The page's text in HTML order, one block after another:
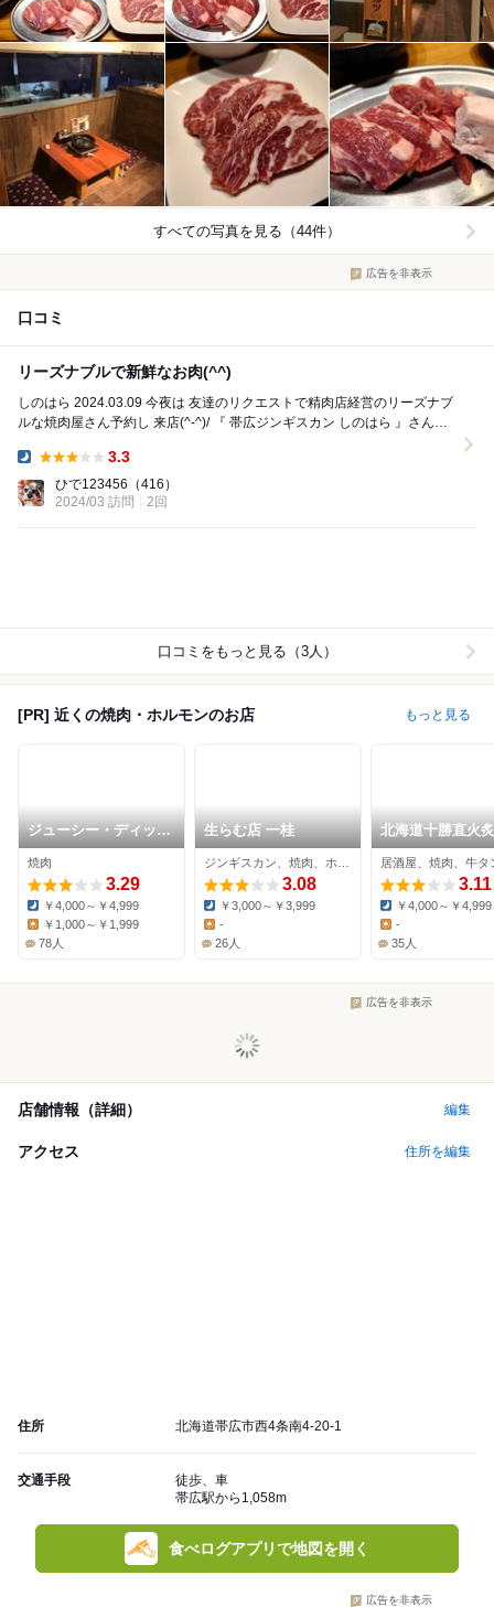
すべての写真を見る（44件）
広告を非表示
口コミ
リーズナブルで新鮮なお肉(⁠^⁠^⁠)
しのはら 2024.03.09 今夜は 友達のリクエストで精肉店経営のリーズナブ
ルな焼肉屋さん予約し 来店(^-^)/ 『 帯広ジンギスカン しのはら 』さんへ
3.3
ひで123456 （416）
2024/03 訪問
2回
口コミをもっと見る（3人）
[PR] 近くの焼肉・ホルモンのお店 もっと見る
ジューシー・ディッシ
ュ 焼肉南大門
焼肉
3.29
Dinner:
￥4,000～￥4,999
Lunch:
￥1,000～￥1,999
78人
生らむ店 一桂
3.08
Dinner:
￥3,000～￥3,999
Lunch:
-
26人
北海道十勝直火
たんじろう
居酒屋、焼肉、牛タ
3.11
Dinner:
￥4,000～￥4,999
Lunch:
-
35人
広告を非表示
店舗情報（詳細） 編集
アクセス 住所を編集
住所 北海道帯広市西4条南4-20-1
交通手段
徒歩、車
帯広駅から1,058m
食べログアプリで地図を開く
広告を非表示